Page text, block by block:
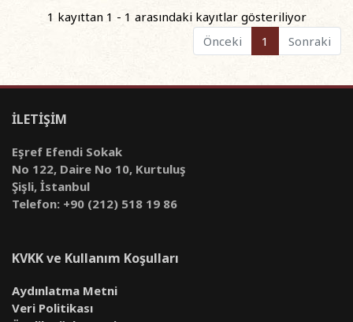
1 kayıttan 1 - 1 arasındaki kayıtlar gösteriliyor
Önceki
1 Sonraki
İLETİŞİM
Eşref Efendi Sokak
No 122, Daire No 10, Kurtuluş
Şişli, İstanbul
Telefon: +90 (212) 518 19 86
KVKK ve Kullanım Koşulları
Aydınlatma Metni
Veri Politikası